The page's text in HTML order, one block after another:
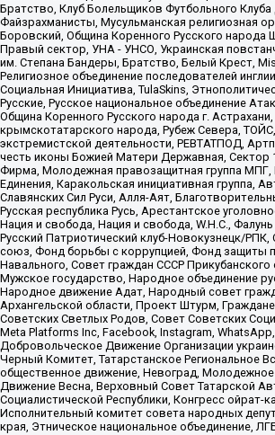
Братство, Клуб Болельщиков Футбольного
Файзрахманисты, Мусульманская религиозная
Боровский, Община Коренного Русского народа
Правый сектор, УНА - УНСО, Украинская
им. Степана Бандеры, Братство, Белый Крест,
Религиозное объединение последователей
Социальная Инициатива, TulaSkins,
Русские, Русское национальное объединение
Община Коренного Русского народа г.
крымскотатарского народа, Рубеж Севера,
экстремистской деятельности, РЕВТАТПОД,
честь иконы Божией Матери Державная, Сектор
Фирма, Молодежная правозащитная группа
Единения, Каракольская инициативная группа,
Славянских Сил Руси, Алля-Аят,
Русская республика Русь, Арестантское
Нация и свобода, Нация и свобода, W.H.С.,
Русский Патриотический клуб-Новокузнецк/
союз, Фонд борьбы с коррупцией, Фонд защиты
Навального, Совет граждан СССР Прикубанского
Мужское государство, Народное объединение
Народное движение Адат, Народный совет
Архангельской области, Проект Штурм,
Советских Светлых Родов, Совет Советских
Meta Platforms Inc, Facebook, Instagram,
Добровольческое Движение Организации
Черный Комитет, Татарстанское Региональное
общественное движение, Невоград,
Движение Весна, Верховный Совет Татарской
Социалистической Республики, Конгресс ойрат-
Исполнительный комитет совета народных
края, Этническое национальное объединение,